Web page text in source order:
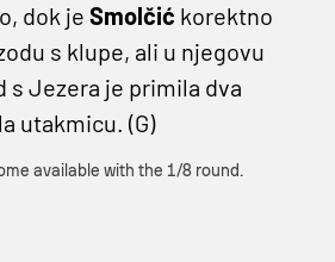
dok je Smolčić korektno
s klupe, ali u njegovu
s Jezera je primila dva
utakmicu. (G)